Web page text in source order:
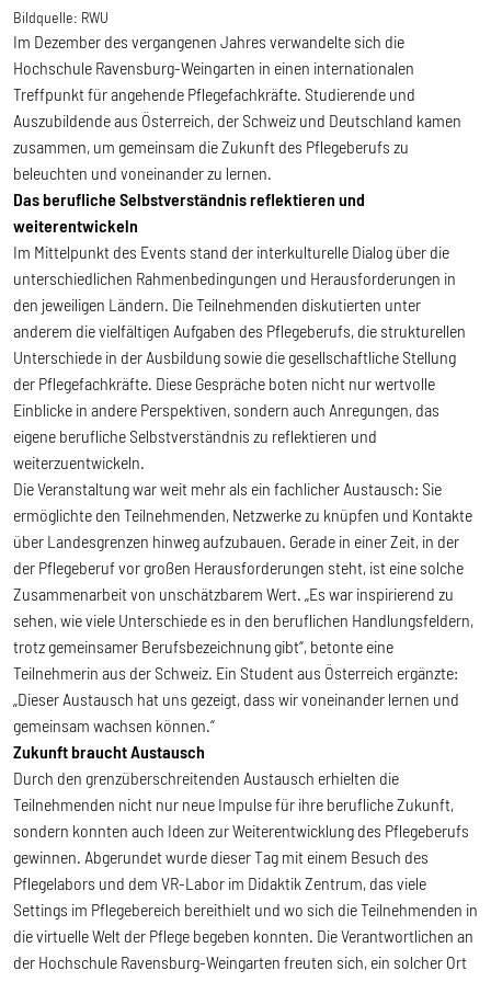
Bildquelle: RWU
Im Dezember des vergangenen Jahres verwandelte sich die
Hochschule Ravensburg-Weingarten in einen internationalen
Treffpunkt für angehende Pflegefachkräfte. Studierende und
Auszubildende aus Österreich, der Schweiz und Deutschland kamen
zusammen, um gemeinsam die Zukunft des Pflegeberufs zu
beleuchten und voneinander zu lernen.
Das berufliche Selbstverständnis reflektieren und
weiterentwickeln
Im Mittelpunkt des Events stand der interkulturelle Dialog über die
unterschiedlichen Rahmenbedingungen und Herausforderungen in
den jeweiligen Ländern. Die Teilnehmenden diskutierten unter
anderem die vielfältigen Aufgaben des Pflegeberufs, die strukturellen
Unterschiede in der Ausbildung sowie die gesellschaftliche Stellung
der Pflegefachkräfte. Diese Gespräche boten nicht nur wertvolle
Einblicke in andere Perspektiven, sondern auch Anregungen, das
eigene berufliche Selbstverständnis zu reflektieren und
weiterzuentwickeln.
Die Veranstaltung war weit mehr als ein fachlicher Austausch: Sie
ermöglichte den Teilnehmenden, Netzwerke zu knüpfen und Kontakte
über Landesgrenzen hinweg aufzubauen. Gerade in einer Zeit, in der
der Pflegeberuf vor großen Herausforderungen steht, ist eine solche
Zusammenarbeit von unschätzbarem Wert. „Es war inspirierend zu
sehen, wie viele Unterschiede es in den beruflichen Handlungsfeldern,
trotz gemeinsamer Berufsbezeichnung gibt“, betonte eine
Teilnehmerin aus der Schweiz. Ein Student aus Österreich ergänzte:
„Dieser Austausch hat uns gezeigt, dass wir voneinander lernen und
gemeinsam wachsen können.“
Zukunft braucht Austausch
Durch den grenzüberschreitenden Austausch erhielten die
Teilnehmenden nicht nur neue Impulse für ihre berufliche Zukunft,
sondern konnten auch Ideen zur Weiterentwicklung des Pflegeberufs
gewinnen. Abgerundet wurde dieser Tag mit einem Besuch des
Pflegelabors und dem VR-Labor im Didaktik Zentrum, das viele
Settings im Pflegebereich bereithielt und wo sich die Teilnehmenden in
die virtuelle Welt der Pflege begeben konnten. Die Verantwortlichen an
der Hochschule Ravensburg-Weingarten freuten sich, ein solcher Ort